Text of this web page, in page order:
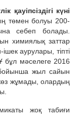
қауіпсіздігі күні
төмен болуы 200-
себеп болады.
химиялық заттар
аурулары, тіпті
бұл мәселеге 2016
жыл сайын
жұмады, олардың
жоқ табиғи